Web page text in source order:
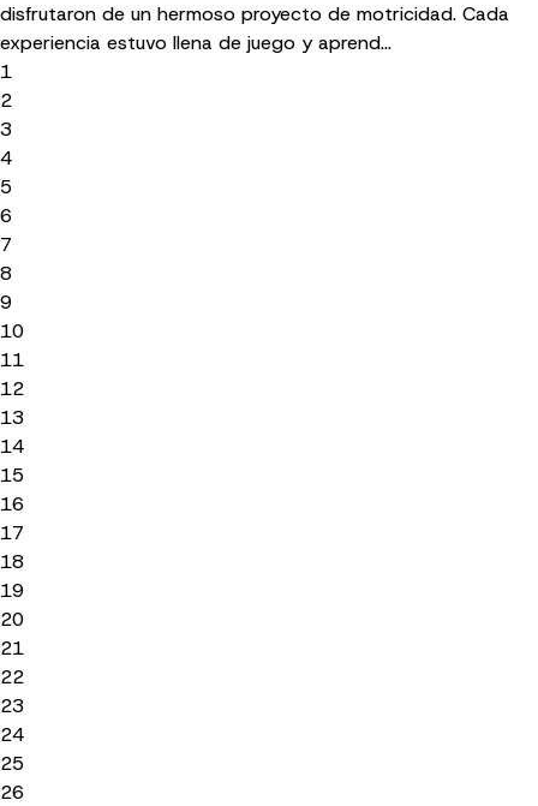
disfrutaron de un hermoso proyecto de motricidad. Cada
experiencia estuvo llena de juego y aprend…
1
2
3
4
5
6
7
8
9
10
11
12
13
14
15
16
17
18
19
20
21
22
23
24
25
26